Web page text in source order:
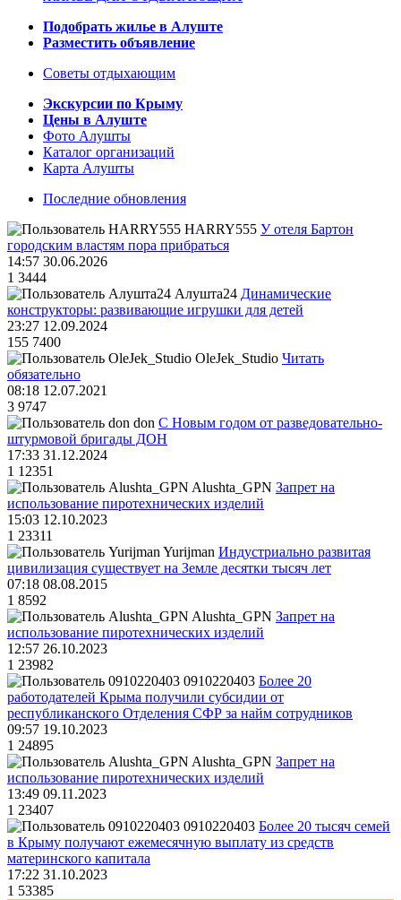
Подобрать жилье в Алуште
Разместить объявление
Советы отдыхающим
Экскурсии по Крыму
Цены в Алуште
Фото Алушты
Каталог организаций
Карта Алушты
Последние обновления
HARRY555 У отеля Бартон
городским властям пора прибраться
14:57 30.06.2026
1 3444
Алушта24 Динамические
конструкторы: развивающие игрушки для детей
23:27 12.09.2024
155 7400
OleJek_Studio Читать
обязательно
08:18 12.07.2021
3 9747
don С Новым годом от разведовательно-
штурмовой бригады ДОН
17:33 31.12.2024
1 12351
Alushta_GPN Запрет на
использование пиротехнических изделий
15:03 12.10.2023
1 23311
Yurijman Индустриально развитая
цивилизация существует на Земле десятки тысяч лет
07:18 08.08.2015
1 8592
Alushta_GPN Запрет на
использование пиротехнических изделий
12:57 26.10.2023
1 23982
0910220403 Более 20
работодателей Крыма получили субсидии от
республиканского Отделения СФР за найм сотрудников
09:57 19.10.2023
1 24895
Alushta_GPN Запрет на
использование пиротехнических изделий
13:49 09.11.2023
1 23407
0910220403 Более 20 тысяч семей
в Крыму получают ежемесячную выплату из средств
материнского капитала
17:22 31.10.2023
1 53385